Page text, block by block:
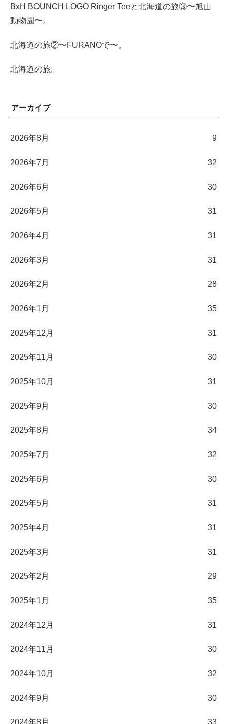
BxH BOUNCH LOGO Ringer Teeと北海道の旅③〜旭山
動物園〜。
北海道の旅②〜FURANOで〜。
北海道の旅。
アーカイブ
2026年8月 9
2026年7月 32
2026年6月 30
2026年5月 31
2026年4月 31
2026年3月 31
2026年2月 28
2026年1月 35
2025年12月 31
2025年11月 30
2025年10月 31
2025年9月 30
2025年8月 34
2025年7月 32
2025年6月 30
2025年5月 31
2025年4月 31
2025年3月 31
2025年2月 29
2025年1月 35
2024年12月 31
2024年11月 30
2024年10月 32
2024年9月 30